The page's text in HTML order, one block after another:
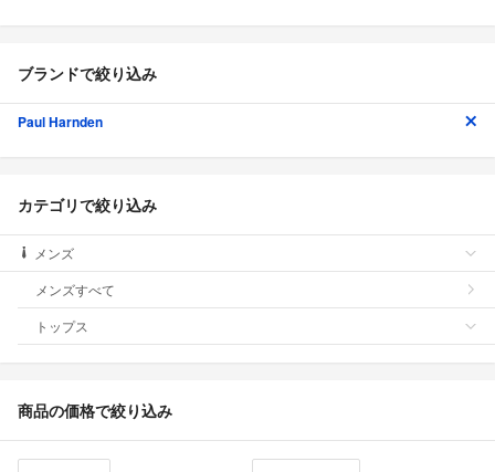
ブランドで絞り込み
Paul Harnden
カテゴリで絞り込み
メンズ
メンズすべて
トップス
商品の価格で絞り込み